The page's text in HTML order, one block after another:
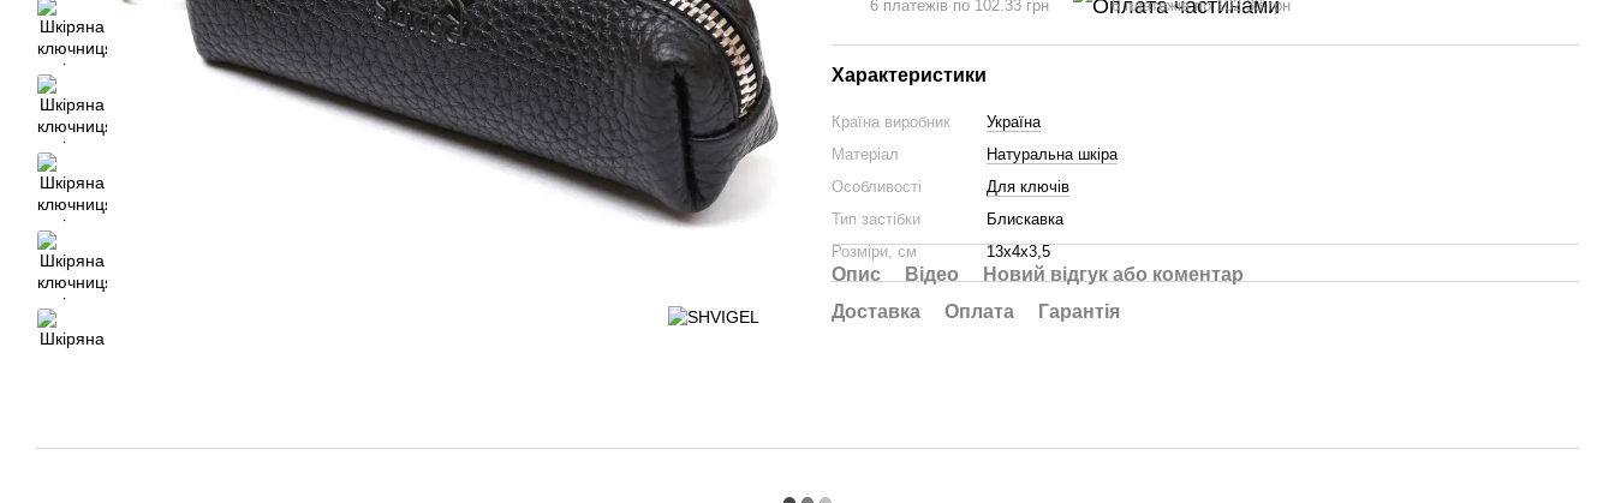
6 платежів по 102.33 грн 6 платежів по 102.33 грн
Характеристики
Країна виробник
Україна
Матеріал
Натуральна шкіра
Особливості
Для ключів
Тип застібки
Блискавка
Розміри, см
13х4х3,5
Опис Відео
Новий відгук або коментар
Доставка
Оплата Гарантія